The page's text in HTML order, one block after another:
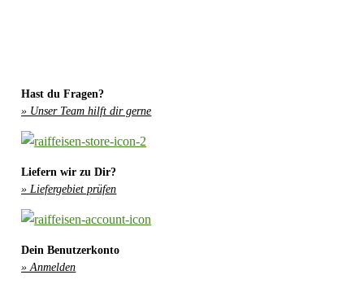
Hast du Fragen?
» Unser Team hilft dir gerne
Liefern wir zu Dir?
» Liefergebiet prüfen
Dein Benutzerkonto
» Anmelden